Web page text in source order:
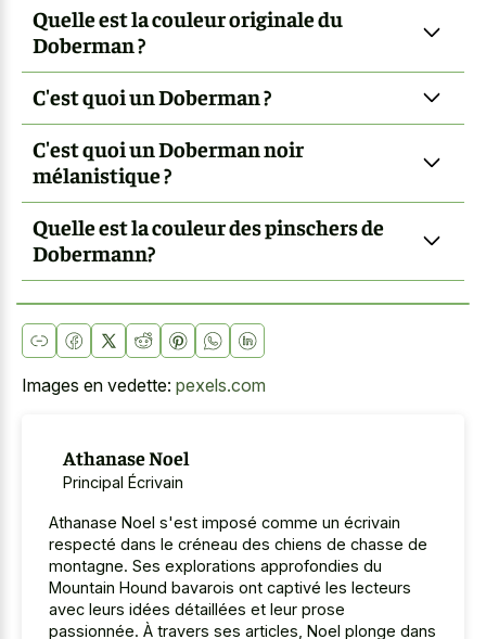
Quelle est la couleur originale du
Doberman ?
C'est quoi un Doberman ?
C'est quoi un Doberman noir
mélanistique ?
Quelle est la couleur des pinschers de
Dobermann?
Images en vedette: pexels.com
Athanase Noel
Principal Écrivain
Athanase Noel s'est imposé comme un écrivain
respecté dans le créneau des chiens de chasse de
montagne. Ses explorations approfondies du
Mountain Hound bavarois ont captivé les lecteurs
avec leurs idées détaillées et leur prose
passionnée. À travers ses articles, Noel plonge dans